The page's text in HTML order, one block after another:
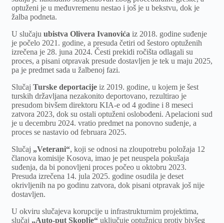
optuženi je u međuvremenu nestao i još je u bekstvu, dok je
žalba podneta.
U slučaju ubistva Olivera Ivanovića iz 2018. godine suđenje
je počelo 2021. godine, a presuda četiri od šestoro optuženih
izrečena je 28. juna 2024. Česti prekidi ročišta odlagali su
proces, a pisani otpravak presude dostavljen je tek u maju 2025,
pa je predmet sada u žalbenoj fazi.
Slučaj Turske deportacije iz 2019. godine, u kojem je šest
turskih državljana nezakonito deportovano, rezultirao je
presudom bivšem direktoru KIA-e od 4 godine i 8 meseci
zatvora 2023, dok su ostali optuženi oslobođeni. Apelacioni sud
je u decembru 2024. vratio predmet na ponovno suđenje, a
proces se nastavio od februara 2025.
Slučaj „Veterani“, koji se odnosi na zloupotrebu položaja 12
članova komisije Kosova, imao je pet neuspela pokušaja
suđenja, da bi ponovljeni proces počeo u oktobru 2023.
Presuda izrečena 14. jula 2025. godine osudila je deset
okrivljenih na po godinu zatvora, dok pisani otpravak još nije
dostavljen.
U okviru slučajeva korupcije u infrastrukturnim projektima,
slučaj „Auto-put Skoplje“ uključuje optužnicu protiv bivšeg